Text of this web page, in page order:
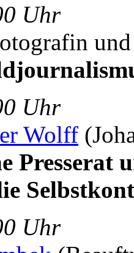
Uhr
Uhr
Wolff
Presserat
Uhr